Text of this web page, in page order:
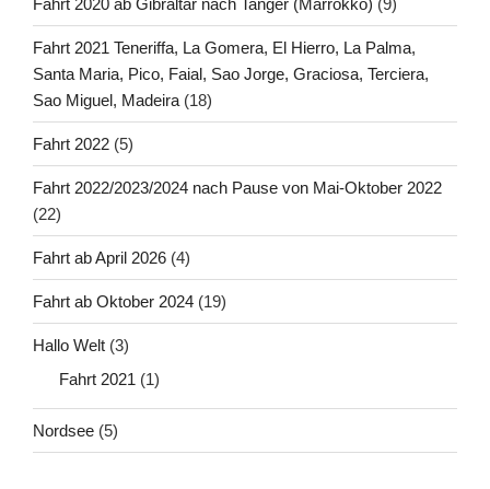
Fahrt 2021 Teneriffa, La Gomera, El Hierro, La Palma,
Santa Maria, Pico, Faial, Sao Jorge, Graciosa, Terciera,
Sao Miguel, Madeira (18)
Fahrt 2022 (5)
Fahrt 2022/2023/2024 nach Pause von Mai-Oktober 2022
(22)
Fahrt ab April 2026 (4)
Fahrt ab Oktober 2024 (19)
Hallo Welt (3)
Fahrt 2021 (1)
Nordsee (5)